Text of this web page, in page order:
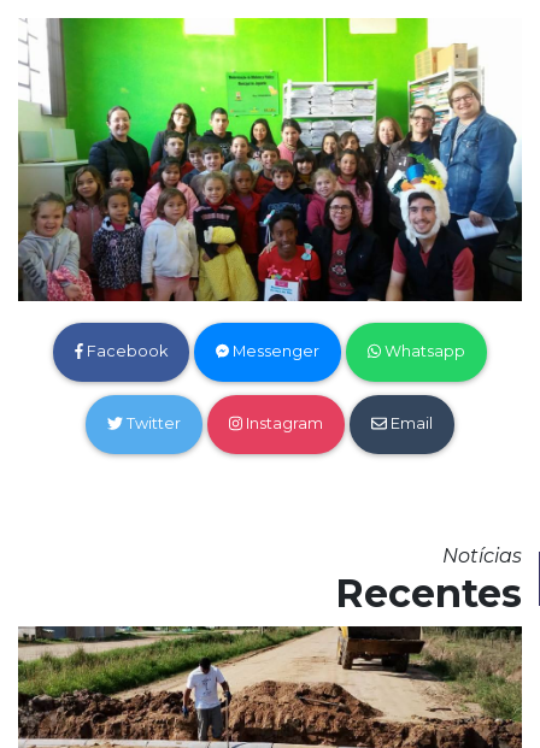
Facebook Messenger Whatsapp
Twitter Instagram Email
Notícias
Recentes